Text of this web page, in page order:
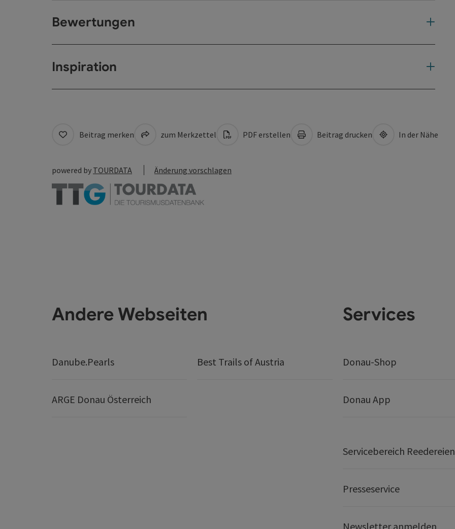
Bewertungen
Inspiration
Beitrag merken zum Merkzettel PDF erstellen Beitrag drucken In der Nähe
powered by TOURDATA Änderung vorschlagen
Andere Webseiten
Danube.Pearls Best Trails of Austria
ARGE Donau Österreich
Services
Donau-Shop
Donau App
Servicebereich Reedereien
Presseservice
Newsletter anmelden